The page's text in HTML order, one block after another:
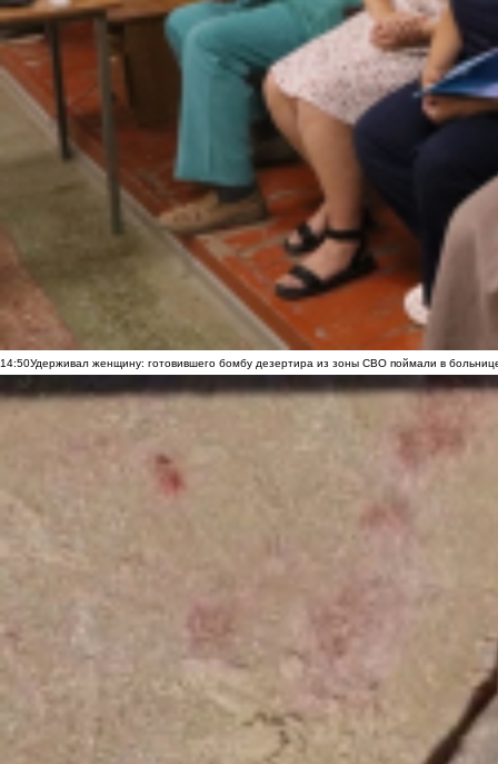
14:50Удерживал женщину: готовившего бомбу дезертира из зоны СВО поймали в